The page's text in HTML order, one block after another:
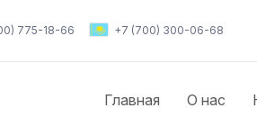
775-18-66 +7 (700) 300-06-68
Главная О нас